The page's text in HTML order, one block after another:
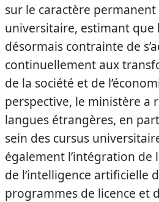
sur le caractère
universitaire, estimant que
désormais contrainte de
continuellement aux
de la société et de
perspective, le ministère a
langues étrangères, en
sein des cursus
également l’intégration
de l’intelligence artificielle
programmes de licence et